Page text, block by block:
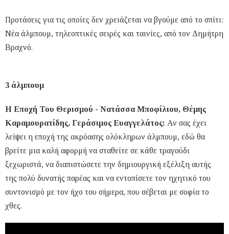
Προτάσεις για τις οποίες δεν χρειάζεται να βγούμε από το σπίτι:
Νέα άλμπουμ, τηλεοπτικές σειρές και ταινίες, από τον Δημήτρη
Βραχνό.
3 άλμπουμ
Η Εποχή Του Θερισμού - Νατάσσα Μποφίλιου, Θέμης
Καραμουρατίδης, Γεράσιμος Ευαγγελάτος: Αν σας έχει
λείψει η εποχή της ακρόασης ολόκληρων άλμπουμ, εδώ θα
βρείτε μια καλή αφορμή να σταθείτε σε κάθε τραγούδι
ξεχωριστά, να διαπιστώσετε την δημιουργική εξέλιξη αυτής
της πολύ δυνατής παρέας και να εντοπίσετε τον ηχητικό του
συντονισμό με τον ήχο του σήμερα, που σέβεται με σοφία το
χθες.